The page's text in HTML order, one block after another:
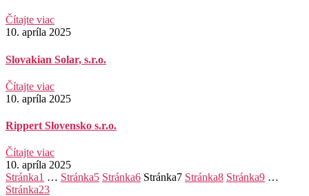
Čítajte viac
10. apríla 2025
Slovakian Solar, s.r.o.
Čítajte viac
10. apríla 2025
Rippert Slovensko s.r.o.
Čítajte viac
10. apríla 2025
Stránka1 … Stránka5 Stránka6 Stránka7 Stránka8 Stránka9 …
Stránka23